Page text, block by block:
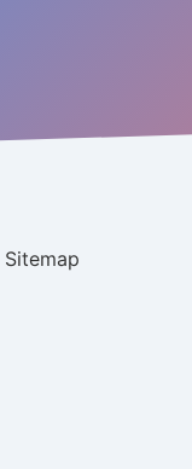
Sitemap